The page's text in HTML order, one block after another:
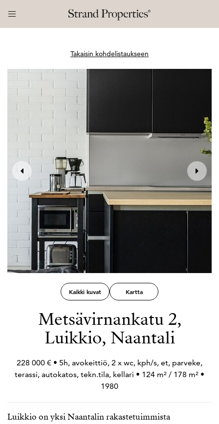
Takaisin kohdelistaukseen
Kaikki kuvat Kartta
Metsävirnankatu 2,
Luikkio, Naantali
228 000 € • 5h, avokeittiö, 2 x wc, kph/s, et, parveke,
terassi, autokatos, tekn.tila, kellari • 124 m² / 178 m² •
1980
Luikkio on yksi Naantalin rakastetuimmista